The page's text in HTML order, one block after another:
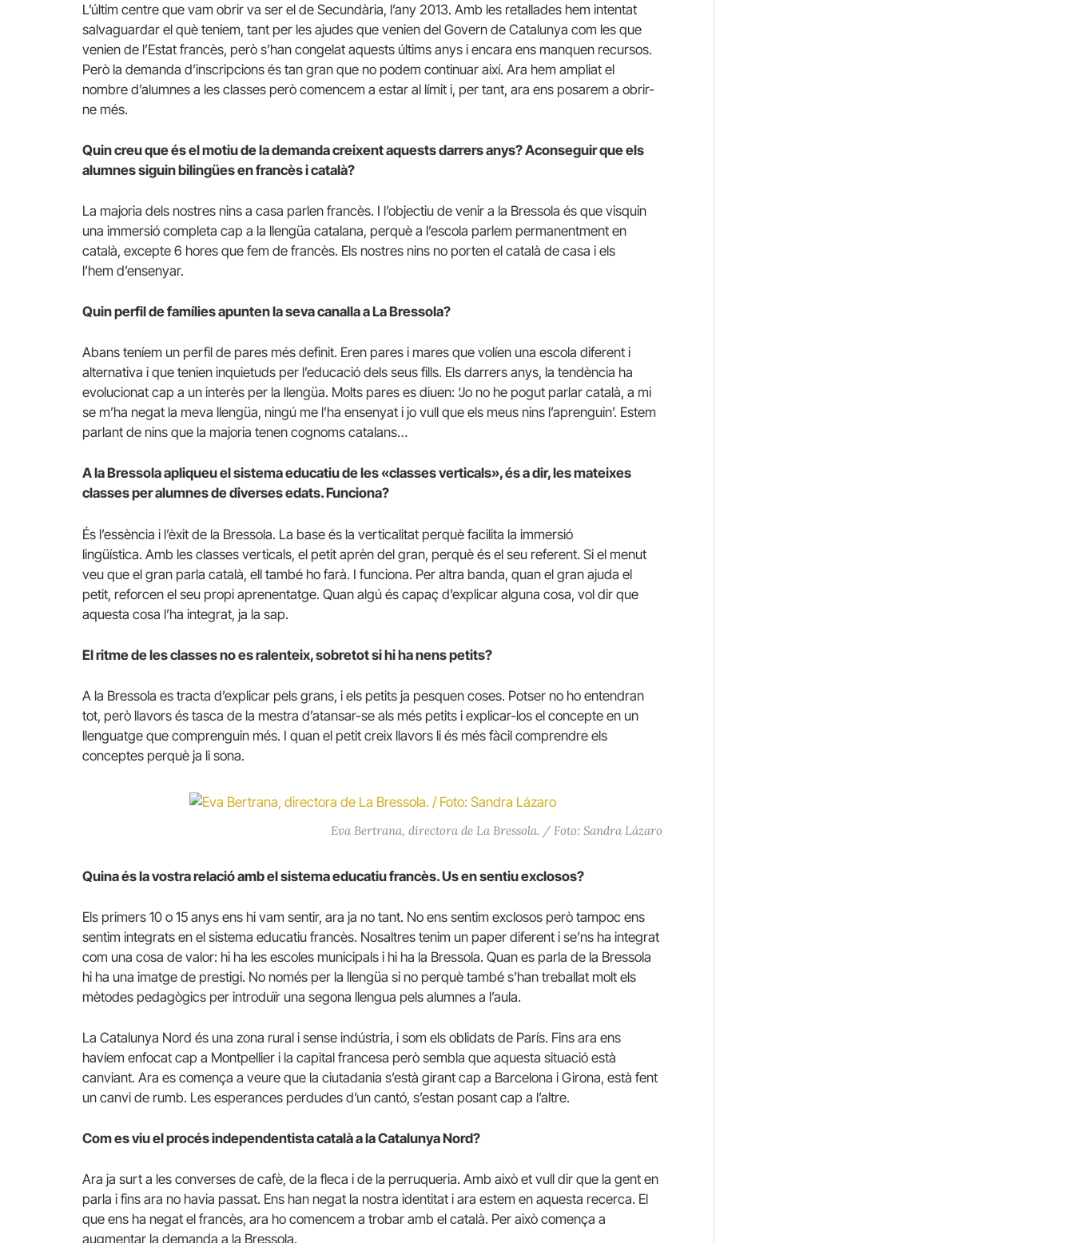
L’últim centre que vam obrir va ser el de Secundària, l’any 2013. Amb les retallades hem intentat
salvaguardar el què teniem, tant per les ajudes que venien del Govern de Catalunya com les que
venien de l’Estat francès, però s’han congelat aquests últims anys i encara ens manquen recursos.
Però la demanda d’inscripcions és tan gran que no podem continuar així. Ara hem ampliat el
nombre d’alumnes a les classes però comencem a estar al límit i, per tant, ara ens posarem a obrir-
ne més.
Quin creu que és el motiu de la demanda creixent aquests darrers anys? Aconseguir que els
alumnes siguin bilingües en francès i català?
La majoria dels nostres nins a casa parlen francès. I l’objectiu de venir a la Bressola és que visquin
una immersió completa cap a la llengüa catalana, perquè a l’escola parlem permanentment en
català, excepte 6 hores que fem de francès. Els nostres nins no porten el català de casa i els
l’hem d’ensenyar.
Quin perfil de famílies apunten la seva canalla a La Bressola?
Abans teníem un perfil de pares més definit. Eren pares i mares que volíen una escola diferent i
alternativa i que tenien inquietuds per l’educació dels seus fills. Els darrers anys, la tendència ha
evolucionat cap a un interès per la llengüa. Molts pares es diuen: ‘Jo no he pogut parlar català, a mi
se m’ha negat la meva llengüa, ningú me l’ha ensenyat i jo vull que els meus nins l’aprenguin’. Estem
parlant de nins que la majoria tenen cognoms catalans…
A la Bressola apliqueu el sistema educatiu de les «classes verticals», és a dir, les mateixes
classes per alumnes de diverses edats. Funciona?
És l’essència i l’èxit de la Bressola. La base és la verticalitat perquè facilita la immersió
lingüística. Amb les classes verticals, el petit aprèn del gran, perquè és el seu referent. Si el menut
veu que el gran parla català, ell també ho farà. I funciona. Per altra banda, quan el gran ajuda el
petit, reforcen el seu propi aprenentatge. Quan algú és capaç d’explicar alguna cosa, vol dir que
aquesta cosa l’ha integrat, ja la sap.
El ritme de les classes no es ralenteix, sobretot si hi ha nens petits?
A la Bressola es tracta d’explicar pels grans, i els petits ja pesquen coses. Potser no ho entendran
tot, però llavors és tasca de la mestra d’atansar-se als més petits i explicar-los el concepte en un
llenguatge que comprenguin més. I quan el petit creix llavors li és més fàcil comprendre els
conceptes perquè ja li sona.
Eva Bertrana, directora de La Bressola. / Foto: Sandra Lázaro
Quina és la vostra relació amb el sistema educatiu francès. Us en sentiu exclosos?
Els primers 10 o 15 anys ens hi vam sentir, ara ja no tant. No ens sentim exclosos però tampoc ens
sentim integrats en el sistema educatiu francès. Nosaltres tenim un paper diferent i se’ns ha integrat
com una cosa de valor: hi ha les escoles municipals i hi ha la Bressola. Quan es parla de la Bressola
hi ha una imatge de prestigi. No només per la llengüa si no perquè també s’han treballat molt els
mètodes pedagògics per introduïr una segona llengua pels alumnes a l’aula.
La Catalunya Nord és una zona rural i sense indústria, i som els oblidats de París. Fins ara ens
havíem enfocat cap a Montpellier i la capital francesa però sembla que aquesta situació està
canviant. Ara es comença a veure que la ciutadania s’està girant cap a Barcelona i Girona, està fent
un canvi de rumb. Les esperances perdudes d’un cantó, s’estan posant cap a l’altre.
Com es viu el procés independentista català a la Catalunya Nord?
Ara ja surt a les converses de cafè, de la fleca i de la perruqueria. Amb això et vull dir que la gent en
parla i fins ara no havia passat. Ens han negat la nostra identitat i ara estem en aquesta recerca. El
que ens ha negat el francès, ara ho comencem a trobar amb el català. Per això comença a
augmentar la demanda a la Bressola.